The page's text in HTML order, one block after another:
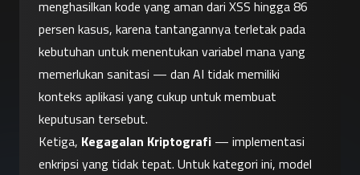
menghasilkan kode yang aman dari XSS hingga 86
persen kasus, karena tantangannya terletak pada
kebutuhan untuk menentukan variabel mana yang
memerlukan sanitasi — dan AI tidak memiliki
konteks aplikasi yang cukup untuk membuat
keputusan tersebut.
Ketiga, Kegagalan Kriptografi — implementasi
enkripsi yang tidak tepat. Untuk kategori ini, model